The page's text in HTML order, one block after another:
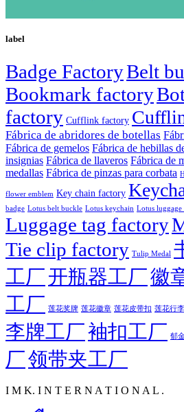
label
Badge FactoryBelt
Bookmark factory
factory Cufflink factory
Fábrica de abridores de botellas
Fábrica de gemelos Fábrica de hebillas
insignias Fábrica de llaveros Fábrica de
medallas Fábrica de pinzas para corbata
flower emblem Key chain factory
badge Lotus belt buckle Lotus keychain Lotus luggage
Luggage tag factory
Tie clip factory Tulip Medal
工厂开瓶器工厂徽
工厂 莲花奖牌 莲花徽章 莲花皮带扣 莲花行
李牌工厂袖扣工厂 郁
厂领带夹工厂
I M K. I N T E R N A T I O N A L .